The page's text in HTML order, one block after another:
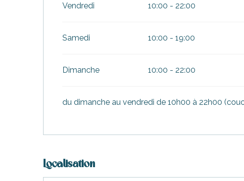
Vendredi 10:00 - 22:00
Samedi 10:00 - 19:00
Dimanche 10:00 - 22:00
du dimanche au vendredi de 10h00 à 22h00
Localisation